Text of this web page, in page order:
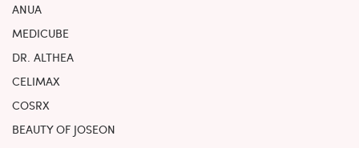
ANUA
MEDICUBE
DR. ALTHEA
CELIMAX
COSRX
BEAUTY OF JOSEON